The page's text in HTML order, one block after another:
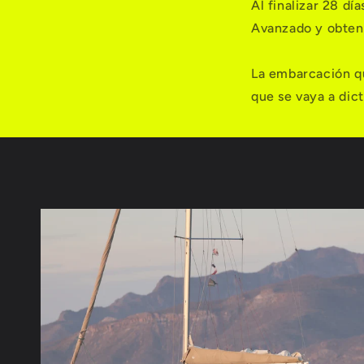
Al finalizar 28
Avanzado y
La embarcación
que se vaya a
directamente
información
del producto